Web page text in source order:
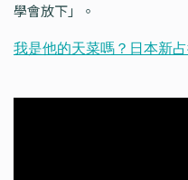
學會放下」。